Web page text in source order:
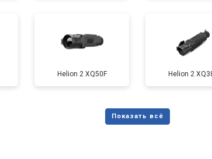
Helion 2 XQ50F Helion 2